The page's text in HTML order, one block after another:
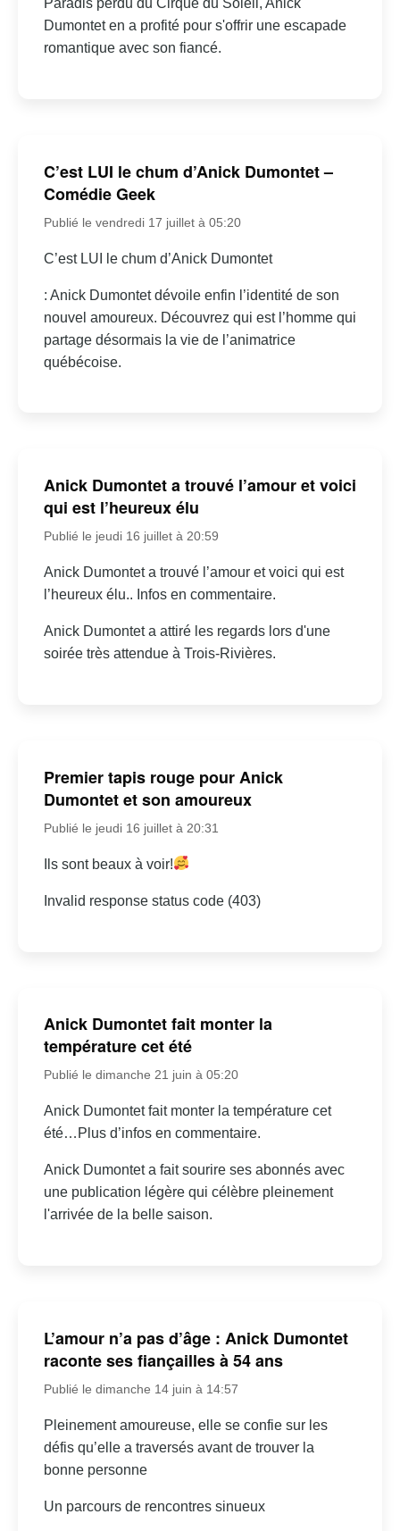
Paradis perdu du Cirque du Soleil, Anick
Dumontet en a profité pour s'offrir une escapade
romantique avec son fiancé.
C’est LUI le chum d’Anick Dumontet –
Comédie Geek
Publié le vendredi 17 juillet à 05:20
C’est LUI le chum d’Anick Dumontet
: Anick Dumontet dévoile enfin l’identité de son
nouvel amoureux. Découvrez qui est l’homme qui
partage désormais la vie de l’animatrice
québécoise.
Anick Dumontet a trouvé l’amour et voici
qui est l’heureux élu
Publié le jeudi 16 juillet à 20:59
Anick Dumontet a trouvé l’amour et voici qui est
l’heureux élu.. Infos en commentaire.
Anick Dumontet a attiré les regards lors d'une
soirée très attendue à Trois-Rivières.
Premier tapis rouge pour Anick
Dumontet et son amoureux
Publié le jeudi 16 juillet à 20:31
Ils sont beaux à voir!
Invalid response status code (403)
Anick Dumontet fait monter la
température cet été
Publié le dimanche 21 juin à 05:20
Anick Dumontet fait monter la température cet
été…Plus d’infos en commentaire.
Anick Dumontet a fait sourire ses abonnés avec
une publication légère qui célèbre pleinement
l'arrivée de la belle saison.
L’amour n’a pas d’âge : Anick Dumontet
raconte ses fiançailles à 54 ans
Publié le dimanche 14 juin à 14:57
Pleinement amoureuse, elle se confie sur les
défis qu’elle a traversés avant de trouver la
bonne personne
Un parcours de rencontres sinueux